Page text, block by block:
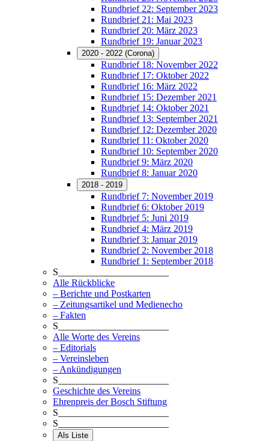
Rundbrief 22: September 2023
Rundbrief 21: Mai 2023
Rundbrief 20: März 2023
Rundbrief 19: Januar 2023
2020 - 2022 (Corona)
Rundbrief 18: November 2022
Rundbrief 17: Oktober 2022
Rundbrief 16: März 2022
Rundbrief 15: Dezember 2021
Rundbrief 14: Oktober 2021
Rundbrief 13: September 2021
Rundbrief 12: Dezember 2020
Rundbrief 11: Oktober 2020
Rundbrief 10: September 2020
Rundbrief 9: März 2020
Rundbrief 8: Januar 2020
2018 - 2019
Rundbrief 7: November 2019
Rundbrief 6: Oktober 2019
Rundbrief 5: Juni 2019
Rundbrief 4: März 2019
Rundbrief 3: Januar 2019
Rundbrief 2: November 2018
Rundbrief 1: September 2018
S_______________________
Alle Rückblicke
– Berichte und Postkarten
– Zeitungsartikel und Medienecho
– Fakten
S_______________________
Alle Worte des Vereins
– Editorials
– Vereinsleben
– Ankündigungen
S_______________________
Geschichte des Vereins
Ehrenpreis der Bosch Stiftung
S_______________________
S_______________________
Als Liste